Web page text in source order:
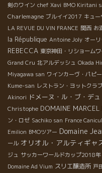
剣のワイン chef Xavi BMO Kiritani
Charlemagne ブルイイ2017 キュ
LA REVUE DU VIN FRANCE 関西 お
la République Antoine Joly オー
REBECCA 東京神田・リショーム
Grand Cru 北アルデッシュ Okada
Miyagawa san ワインカーヴ・パピ
Kume-san レストラン・ヨットクラ
Akinori ドメーヌ・ル・ブ・デ
Christophe DOMAINE MARCEL
ン・ロゼ Sachiko san France
Emilion BMOツアー Domaine
ール オリオル・アルティギャ
ジュ サッカーワールドカップ2018年
Domaine Ad Vium スリエ醸造所 戸